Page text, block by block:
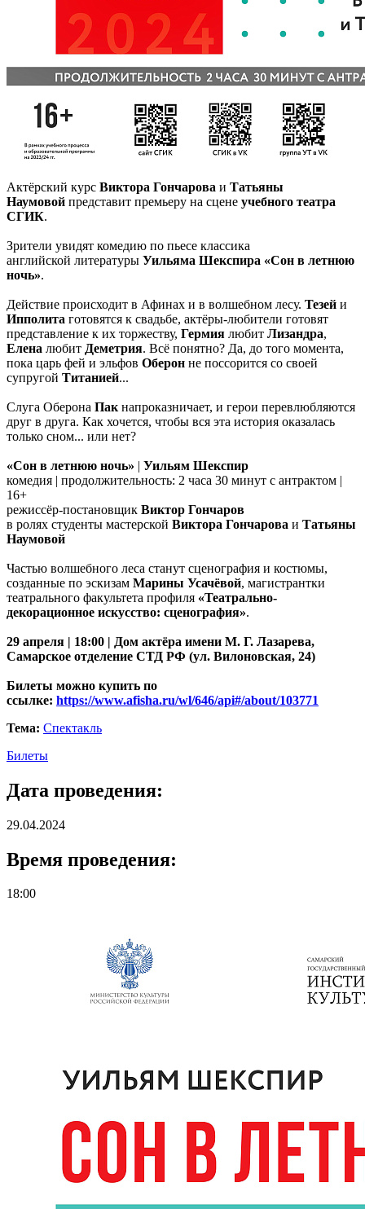
Актёрский курс Виктора Гончарова и Татьяны
Наумовой представит премьеру на сцене учебного театра
СГИК.
Зрители увидят комедию по пьесе классика
английской литературы Уильяма Шекспира «Сон в летнюю
ночь».
Действие происходит в Афинах и в волшебном лесу. Тезей и
Ипполита готовятся к свадьбе, актёры-любители готовят
представление к их торжеству, Гермия любит Лизандра,
Елена любит Деметрия. Всё понятно? Да, до того момента,
пока царь фей и эльфов Оберон не поссорится со своей
супругой Титанией...
Слуга Оберона Пак напроказничает, и герои перевлюбляются
друг в друга. Как хочется, чтобы вся эта история оказалась
только сном... или нет?
«Сон в летнюю ночь» | Уильям Шекспир
комедия | продолжительность: 2 часа 30 минут с антрактом |
16+
режиссёр-постановщик Виктор Гончаров
в ролях студенты мастерской Виктора Гончарова и Татьяны
Наумовой
Частью волшебного леса станут сценография и костюмы,
созданные по эскизам Марины Усачёвой, магистрантки
театрального факультета профиля «Театрально-
декорационное искусство: сценография».
29 апреля | 18:00 | Дом актёра имени М. Г. Лазарева,
Самарское отделение СТД РФ (ул. Вилоновская, 24)
Билеты можно купить по
ссылке: https://www.afisha.ru/wl/646/api#/about/103771
Тема: Спектакль
Билеты
Дата проведения:
29.04.2024
Время проведения:
18:00